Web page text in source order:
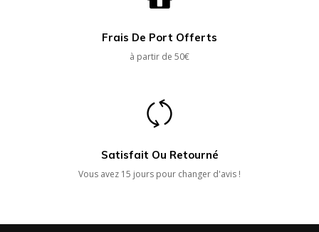
Frais De Port Offerts
à partir de 50€
Satisfait Ou Retourné
Vous avez 15 jours pour changer d'avis !